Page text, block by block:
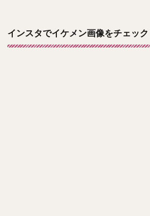
インスタでイケメン画像をチェック